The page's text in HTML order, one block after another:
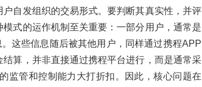
自发组织的交易形式。要判断其真实性，并评
式的运作机制至关重要：一部分用户，通常是
这些信息随后被其他用户，同样通过携程APP
算，并非直接通过携程平台进行，而是通常采
监管和控制能力大打折扣。因此，核心问题在